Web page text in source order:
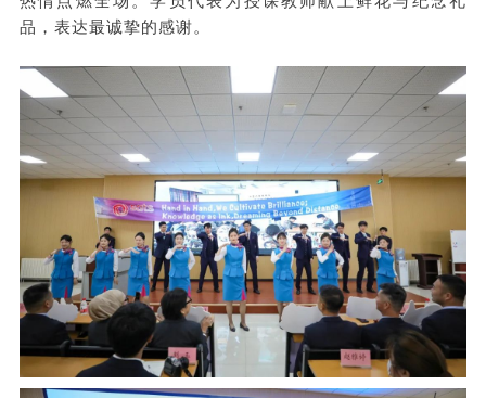
品，表达最诚挚的感谢。